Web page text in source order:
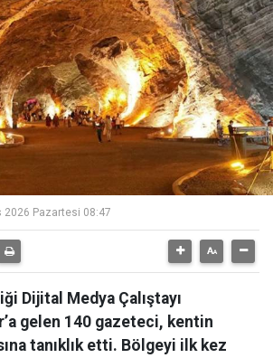
2026 Pazartesi 08:47
Dijital Medya Çalıştayı
gelen 140 gazeteci, kentin
tanıklık etti. Bölgeyi ilk kez